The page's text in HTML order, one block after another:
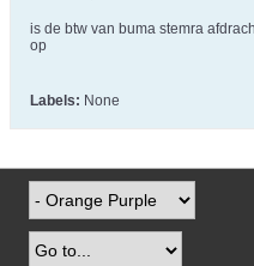
is de btw van buma stemra
op
Labels: None